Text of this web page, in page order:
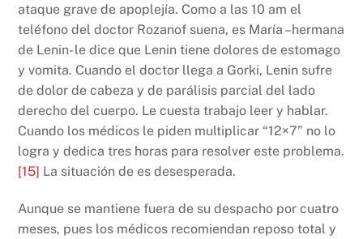
ataque grave de apoplejía. Como a las 10 am el
teléfono del doctor Rozanof suena, es María –hermana
de Lenin- le dice que Lenin tiene dolores de estomago
y vomita. Cuando el doctor llega a Gorki, Lenin sufre
de dolor de cabeza y de parálisis parcial del lado
derecho del cuerpo. Le cuesta trabajo leer y hablar.
Cuando los médicos le piden multiplicar “12×7” no lo
logra y dedica tres horas para resolver este problema.
[15] La situación de es desesperada.
Aunque se mantiene fuera de su despacho por cuatro
meses, pues los médicos recomiendan reposo total y